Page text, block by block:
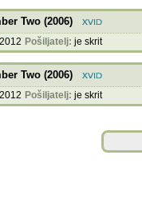
Two (2006)
Pošiljatelj: je skrit
Two (2006)
Pošiljatelj: je skrit